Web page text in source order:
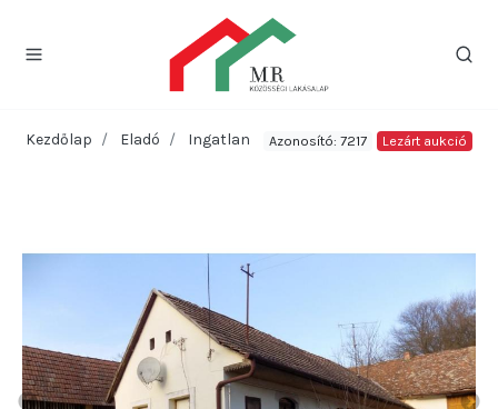
Kezdőlap Eladó Ingatlan Azonosító: 7217 Lezárt aukció